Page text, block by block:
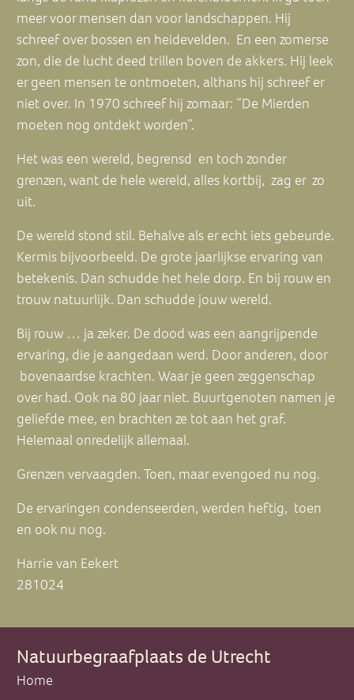
meer voor mensen dan voor landschappen. Hij
schreef over bossen en heidevelden. En een zomerse
zon, die de lucht deed trillen boven de akkers. Hij leek
er geen mensen te ontmoeten, althans hij schreef er
niet over. In 1970 schreef hij zomaar: “De Mierden
moeten nog ontdekt worden”.
Het was een wereld, begrensd en toch zonder
grenzen, want de hele wereld, alles kortbij, zag er zo
uit.
De wereld stond stil. Behalve als er echt iets gebeurde.
Kermis bijvoorbeeld. De grote jaarlijkse ervaring van
betekenis. Dan schudde het hele dorp. En bij rouw en
trouw natuurlijk. Dan schudde jouw wereld.
Bij rouw … ja zeker. De dood was een aangrijpende
ervaring, die je aangedaan werd. Door anderen, door
bovenaardse krachten. Waar je geen zeggenschap
over had. Ook na 80 jaar niet. Buurtgenoten namen je
geliefde mee, en brachten ze tot aan het graf.
Helemaal onredelijk allemaal.
Grenzen vervaagden. Toen, maar evengoed nu nog.
De ervaringen condenseerden, werden heftig, toen
en ook nu nog.
Harrie van Eekert
281024
Natuurbegraafplaats de Utrecht
Home